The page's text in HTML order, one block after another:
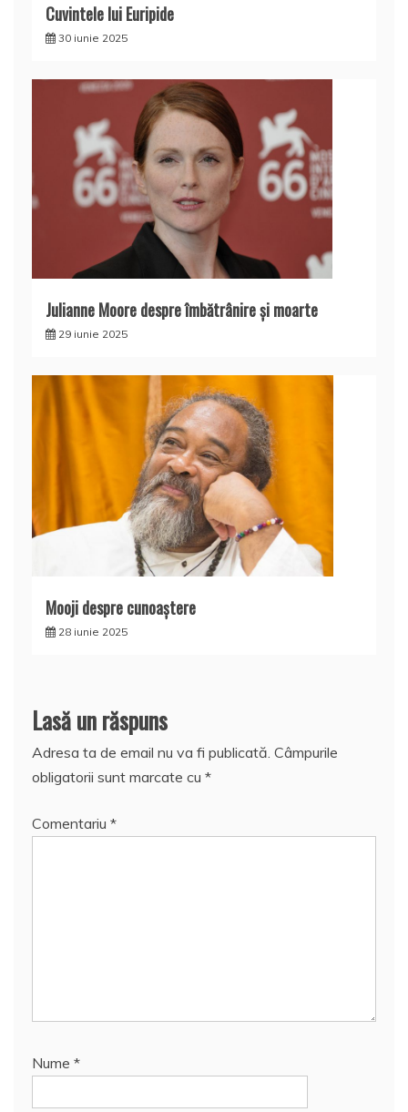
Cuvintele lui Euripide
30 iunie 2025
Julianne Moore despre îmbătrânire și moarte
29 iunie 2025
Mooji despre cunoaştere
28 iunie 2025
Lasă un răspuns
Adresa ta de email nu va fi publicată. Câmpurile
obligatorii sunt marcate cu *
Comentariu *
Nume *